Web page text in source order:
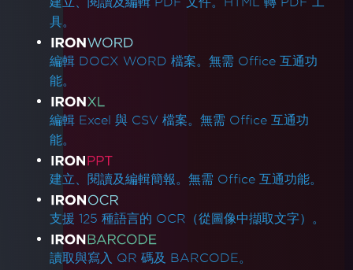
具。
編輯 DOCX WORD 檔案。無需 Office 互通功
能。
編輯 Excel 與 CSV 檔案。無需 Office 互通功
能。
建立、閱讀及編輯簡報。無需 Office 互通功能。
支援 125 種語言的 OCR（從圖像中擷取文字）。
讀取與寫入 QR 碼及 BARCODE。